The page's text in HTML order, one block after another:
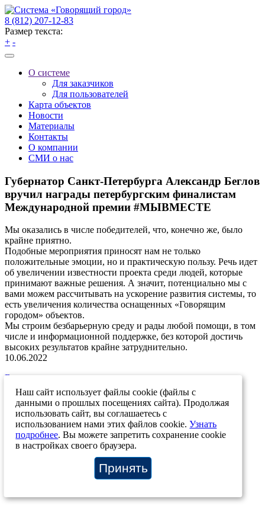
8 (812) 207-12-83
Размер текста:
+ -
О системе
Для заказчиков
Для пользователей
Карта объектов
Новости
Материалы
Контакты
О компании
СМИ о нас
Губернатор Санкт-Петербурга Александр Беглов
вручил награды петербургским финалистам
Международной премии #МЫВМЕСТЕ
Мы оказались в числе победителей, что, конечно же, было
крайне приятно.
Подобные мероприятия приносят нам не только
положительные эмоции, но и практическую пользу. Речь идет
об увеличении известности проекта среди людей, которые
принимают важные решения. А значит, потенциально мы с
вами можем рассчитывать на ускорение развития системы, то
есть увеличения количества оснащенных «Говорящим
городом» объектов.
Мы строим безбарьерную среду и рады любой помощи, в том
числе и информационной поддержке, без которой достичь
высоких результатов крайне затруднительно.
10.06.2022
Возврат к списку
Наш сайт использует файлы cookie (файлы с
данными о прошлых посещениях сайта). Продолжая
использовать сайт, вы соглашаетесь с
использованием нами этих файлов cookie.Узнать
подробнее. Вы можете запретить сохранение cookie
в настройках своего браузера.
Принять
+7 (812) 207-12-83 +7 (812) 244-46-72 info@stp-ing.com
О системе Материалы Отзывы Карта объектов
Новости проекта О компании
© ООО “Говорящий город”, 2026
Политика конфиденциальности сайта
Политика конфиденциальности мобильного приложения